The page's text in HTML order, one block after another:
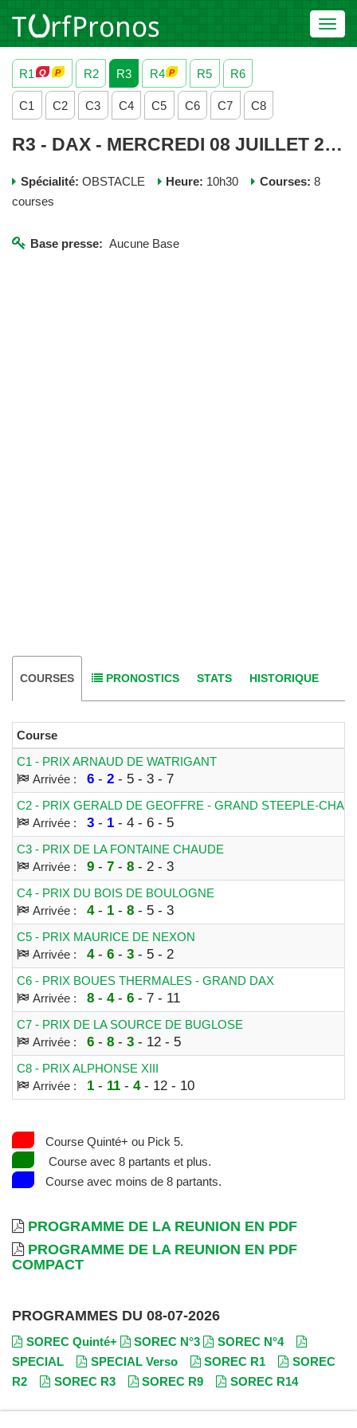
R1
R2 R3 R4 R5 R6
C1 C2 C3 C4 C5 C6 C7 C8
R3 - DAX - MERCREDI 08 JUILLET 2026
Spécialité: OBSTACLE Heure: 10h30 Courses: 8
courses
Base presse: Aucune Base
COURSES PRONOSTICS STATS HISTORIQUE
Course
C1 - PRIX ARNAUD DE WATRIGANT
Arrivée :
6- 2- 5 - 3 - 7
C2 - PRIX GERALD DE GEOFFRE - GRAND STEEPLE-
Arrivée :
3- 1 - 4 - 6 - 5
C3 - PRIX DE LA FONTAINE CHAUDE
Arrivée :
9- 7- 8- 2 - 3
C4 - PRIX DU BOIS DE BOULOGNE
Arrivée :
4- 1 - 8- 5 - 3
C5 - PRIX MAURICE DE NEXON
Arrivée :
4- 6- 3- 5 - 2
C6 - PRIX BOUES THERMALES - GRAND DAX
Arrivée :
8- 4- 6- 7 - 11
C7 - PRIX DE LA SOURCE DE BUGLOSE
Arrivée :
6- 8- 3- 12 - 5
C8 - PRIX ALPHONSE XIII
Arrivée :
1 - 11 - 4- 12 - 10
Course Quinté+ ou Pick 5.
Course avec 8 partants et plus.
Course avec moins de 8 partants.
PROGRAMME DE LA REUNION EN PDF
PROGRAMME DE LA REUNION EN PDF
COMPACT
PROGRAMMES DU 08-07-2026
SOREC Quinté+ SOREC N°3
SOREC N°4
SPECIAL
SPECIAL Verso SOREC R1
SOREC
R2
SOREC R3 SOREC R9 SOREC R14